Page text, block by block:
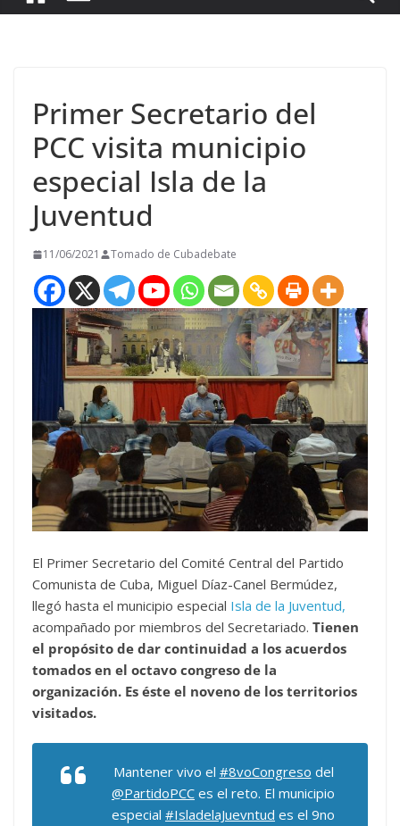
Primer Secretario del
PCC visita municipio
especial Isla de la
Juventud
11/06/2021 Tomado de Cubadebate
El Primer Secretario del Comité Central del Partido
Comunista de Cuba, Miguel Díaz-Canel Bermúdez,
llegó hasta el municipio especial Isla de la Juventud,
acompañado por miembros del Secretariado. Tienen
el propósito de dar continuidad a los acuerdos
tomados en el octavo congreso de la
organización. Es éste el noveno de los territorios
visitados.
Mantener vivo el #8voCongreso del
@PartidoPCC es el reto. El municipio
especial #IsladelaJuevntud es el 9no